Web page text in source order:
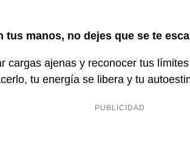
tus manos, no dejes que se te
cargas ajenas y reconocer tus
tu energía se libera y tu